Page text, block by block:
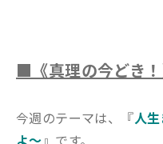
■《真理の今どき！
今週のテーマは、『人
よ～』です。